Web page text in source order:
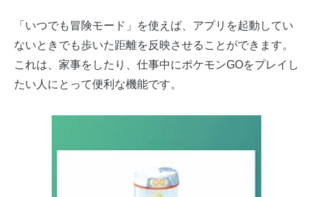
「いつでも冒険モード」を使えば、アプリを起動してい
ないときでも歩いた距離を反映させることができます。
これは、家事をしたり、仕事中にポケモンGOをプレイし
たい人にとって便利な機能です。